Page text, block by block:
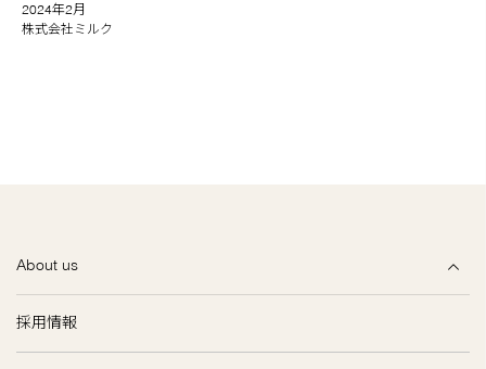
2024年2月
株式会社ミルク
About us
採用情報